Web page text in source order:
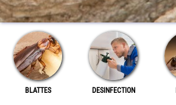
BLATTES DESINFECTION